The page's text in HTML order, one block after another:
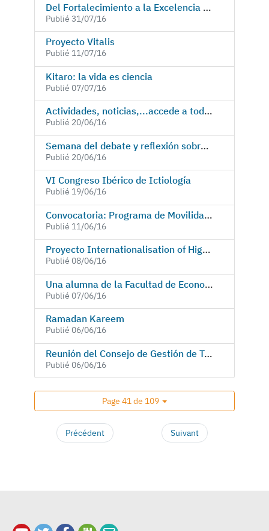
Del Fortalecimiento a la Excelencia en el Mediterráneo
Publié 31/07/16
Proyecto Vitalis
Publié 11/07/16
Kitaro: la vida es ciencia
Publié 07/07/16
Actividades, noticias,...accede a toda la información sobre el proyecto REFUGIUM
Publié 20/06/16
Semana del debate y reflexión sobre refugiados y derechos humanos, del 20 al 24 de Junio.
Publié 20/06/16
VI Congreso Ibérico de Ictiología
Publié 19/06/16
Convocatoria: Programa de Movilidad de Jóvenes Doctores e Investigadores en Formación 2016-2017
Publié 11/06/16
Proyecto Internationalisation of Higher Education in Iran
Publié 08/06/16
Una alumna de la Facultad de Economía y Empresa gana premio de la Cátedra de Empresa Familiar Mare Nostrum
Publié 07/06/16
Ramadan Kareem
Publié 06/06/16
Reunión del Consejo de Gestión de Triptolemos
Publié 06/06/16
Page 41 de 109
Précédent Suivant